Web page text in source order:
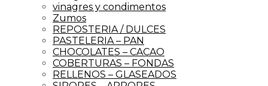
vinagres y condimentos
Zumos
REPOSTERIA / DULCES
PASTELERIA – PAN
CHOCOLATES – CACAO
COBERTURAS – FONDAS
RELLENOS – GLASEADOS